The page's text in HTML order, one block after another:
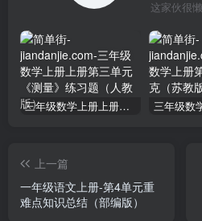
这家伙很
三年级数学上册上册第三单元《测量》练习题（人教版）
上一篇
一年级语文上册-第4单元重
难点知识总结（部编版）